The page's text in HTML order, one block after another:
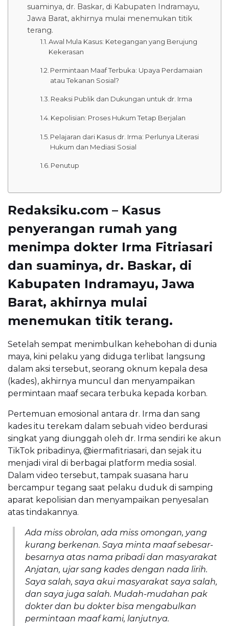
suaminya, dr. Baskar, di Kabupaten Indramayu,
Jawa Barat, akhirnya mulai menemukan titik
terang.
Awal Mula Kasus: Ketegangan yang Berujung
Kekerasan
Permintaan Maaf Terbuka: Upaya Perdamaian
atau Tekanan Sosial?
Reaksi Publik dan Dukungan untuk dr. Irma
Kepolisian: Proses Hukum Tetap Berjalan
Pelajaran dari Kasus dr. Irma: Perlunya Literasi
Hukum dan Mediasi Sosial
Penutup
Redaksiku.com – Kasus
penyerangan rumah yang
menimpa dokter Irma Fitriasari
dan suaminya, dr. Baskar, di
Kabupaten Indramayu, Jawa
Barat, akhirnya mulai
menemukan titik terang.
Setelah sempat menimbulkan kehebohan di dunia
maya, kini pelaku yang diduga terlibat langsung
dalam aksi tersebut, seorang oknum kepala desa
(kades), akhirnya muncul dan menyampaikan
permintaan maaf secara terbuka kepada korban.
Pertemuan emosional antara dr. Irma dan sang
kades itu terekam dalam sebuah video berdurasi
singkat yang diunggah oleh dr. Irma sendiri ke akun
TikTok pribadinya, @iermafitriasari, dan sejak itu
menjadi viral di berbagai platform media sosial.
Dalam video tersebut, tampak suasana haru
bercampur tegang saat pelaku duduk di samping
aparat kepolisian dan menyampaikan penyesalan
atas tindakannya.
Ada miss obrolan, ada miss omongan, yang
kurang berkenan. Saya minta maaf sebesar-
besarnya atas nama pribadi dan masyarakat
Anjatan, ujar sang kades dengan nada lirih.
Saya salah, saya akui masyarakat saya salah,
dan saya juga salah. Mudah-mudahan pak
dokter dan bu dokter bisa mengabulkan
permintaan maaf kami, lanjutnya.